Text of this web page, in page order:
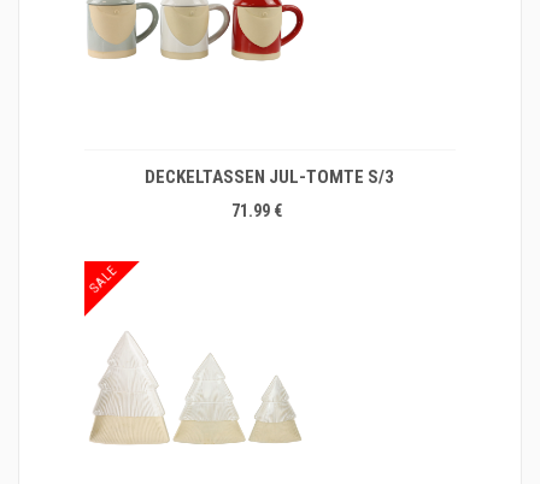
DECKELTASSEN JUL-TOMTE S/3
71.99 €
SALE